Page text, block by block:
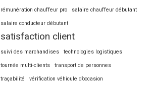
rémunération chauffeur pro salaire chauffeur débutant
salaire conducteur débutant
satisfaction client
suivi des marchandises technologies logistiques
tournée multi-clients transport de personnes
traçabilité vérification véhicule d’occasion